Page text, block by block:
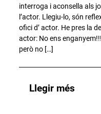
interroga i aconsella als
l’actor. Llegiu-lo, són
ofici d’ actor. He pres la
actor: No ens
però no […]
Llegir més